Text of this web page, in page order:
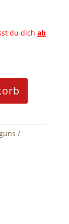
du dich ab